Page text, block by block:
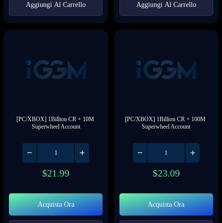
Aggiungi Al Carrello Aggiungi Al Carrello
[PC/XBOX] 1Billion CR + 10M
Superwheel Account
$21.99
Acquista Ora
[PC/XBOX] 1Billion CR + 100M
Superwheel Account
$23.09
Acquista Ora